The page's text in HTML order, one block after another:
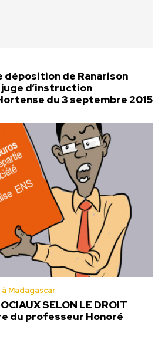
de Ranarison
d’instruction
du 3 septembre 2015
Madagascar
SELON LE DROIT
du professeur Honoré